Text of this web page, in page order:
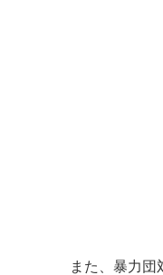
また、暴力団